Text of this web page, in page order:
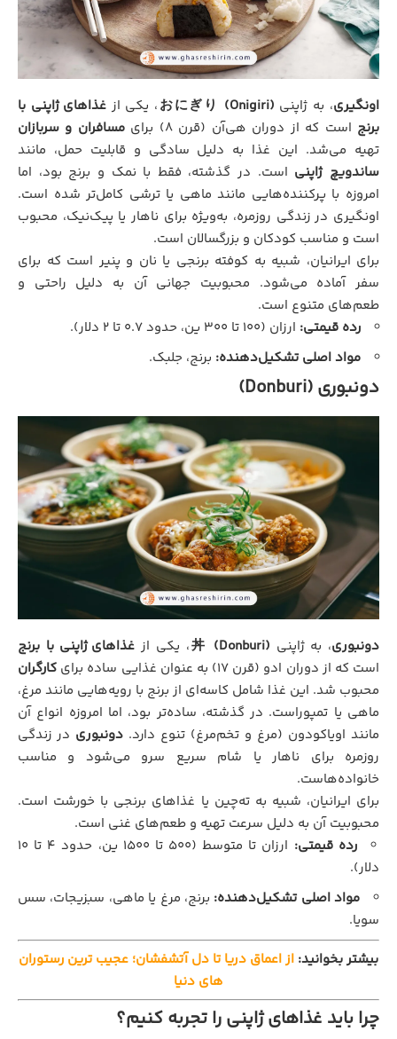
اونگیری، به ژاپنی おにぎり (Onigiri)، یکی ازغذاهای ژاپنی با
برنج است که از دوران هی‌آن (قرن ۸) برای
مسافران و سربازان
تهیه می‌شد. این غذا به دلیل سادگی و قابلیت حمل، مانند
ساندویچ ژاپنی است. در گذشته، فقط با نمک و برنج بود، اما
امروزه با پرکننده‌هایی مانند ماهی یا ترشی کامل‌تر شده است.
اونگیری در زندگی روزمره، به‌ویژه برای ناهار یا پیک‌نیک، محبوب
است و مناسب کودکان و بزرگسالان است.
برای ایرانیان، شبیه به کوفته برنجی یا نان و پنیر است که برای
سفر آماده می‌شود. محبوبیت جهانی آن به دلیل راحتی و
طعم‌های متنوع است.
رده قیمتی: ارزان (۱۰۰ تا ۳۰۰ ین، حدود ۰.۷ تا ۲ دلار).
مواد اصلی تشکیل‌دهنده: برنج، جلبک.
دونبوری (Donburi)
دونبوری، به ژاپنی 丼 (Donburi)، یکی از غذاهای ژاپنی با برنج
است که از دوران ادو (قرن ۱۷) به عنوان غذایی ساده برای
کارگران
محبوب شد. این غذا شامل کاسه‌ای از برنج با رویه‌هایی مانند مرغ،
ماهی یا تمپوراست. در گذشته، ساده‌تر بود، اما امروزه انواع آن
مانند اویاکودون (مرغ و تخم‌مرغ) تنوع دارد. دونبوری در زندگی
روزمره برای ناهار یا شام سریع سرو می‌شود و مناسب
خانواده‌هاست.
برای ایرانیان، شبیه به ته‌چین یا غذاهای برنجی با خورشت است.
محبوبیت آن به دلیل سرعت تهیه و طعم‌های غنی است.
رده قیمتی:
ارزان تا متوسط (۵۰۰ تا ۱۵۰۰ ین، حدود ۴ تا ۱۰
دلار).
مواد اصلی تشکیل‌دهنده: برنج، مرغ یا ماهی، سبزیجات، سس
سویا.
بیشتر بخوانید: از اعماق دریا تا دل آتشفشان؛ عجیب ترین رستوران
های دنیا
چرا باید غذاهای ژاپنی را تجربه کنیم؟